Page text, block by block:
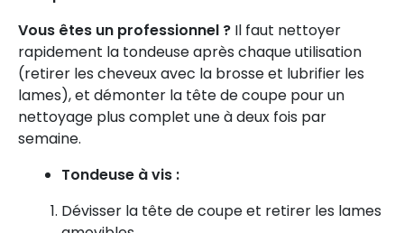
Vous êtes un professionnel ? Il faut nettoyer
rapidement la tondeuse après chaque utilisation
(retirer les cheveux avec la brosse et lubrifier les
lames), et démonter la tête de coupe pour un
nettoyage plus complet une à deux fois par
semaine.
Tondeuse à vis :
Dévisser la tête de coupe et retirer les lames